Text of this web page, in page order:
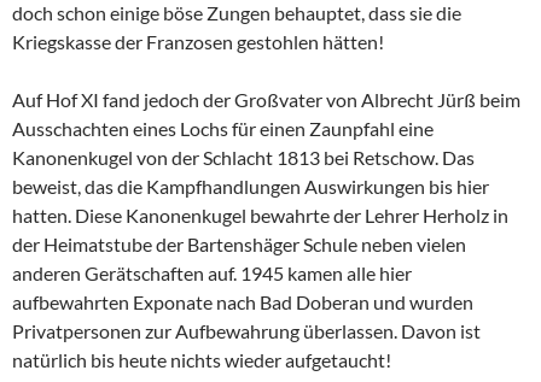
doch schon einige böse Zungen behauptet, dass sie die
Kriegskasse der Franzosen gestohlen hätten!
Auf Hof XI fand jedoch der Großvater von Albrecht Jürß beim
Ausschachten eines Lochs für einen Zaunpfahl eine
Kanonenkugel von der Schlacht 1813 bei Retschow. Das
beweist, das die Kampfhandlungen Auswirkungen bis hier
hatten. Diese Kanonenkugel bewahrte der Lehrer Herholz in
der Heimatstube der Bartenshäger Schule neben vielen
anderen Gerätschaften auf. 1945 kamen alle hier
aufbewahrten Exponate nach Bad Doberan und wurden
Privatpersonen zur Aufbewahrung überlassen. Davon ist
natürlich bis heute nichts wieder aufgetaucht!